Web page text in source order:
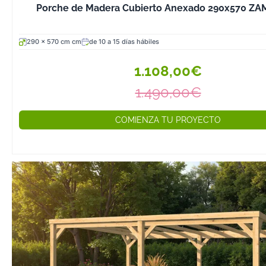
pudrición y los
excelente
se aplica un
cada pocos
Abeto Douglas
madera de
su veteado
dan un
mejora con el
natural. Es la
referencia para
madera
alta, con una
Porche de Madera Cubierto Anexado 290x570
290 x 570 cm cm de 10 a 15 días hábiles
1.108,00€
1.490,00€
COMIENZA TU PROYECTO